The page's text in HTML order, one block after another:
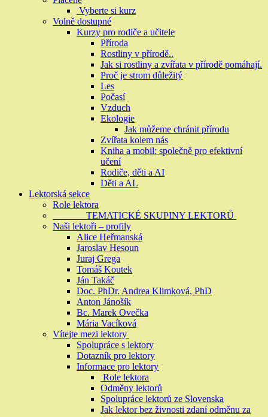
Vyberte si kurz
Volně dostupné
Kurzy pro rodiče a učitele
Příroda
Rostliny v přírodě..
Jak si rostliny a zvířata v přírodě pomáhají.
Proč je strom důležitý
Les
Počasí
Vzduch
Ekologie
Jak můžeme chránit přírodu
Zvířata kolem nás
Kniha a mobil: společně pro efektivní
učení
Rodiče, děti a AI
Děti a AL
Lektorská sekce
Role lektora
TEMATICKÉ SKUPINY LEKTORŮ
Naši lektoři – profily
Alice Heřmanská
Jaroslav Hesoun
Juraj Grega
Tomáš Koutek
Ján Takáč
Doc. PhDr. Andrea Klimková, PhD
Anton Jánošík
Bc. Marek Ovečka
Mária Vacíková
Vítejte mezi lektory
Spolupráce s lektory
Dotazník pro lektory
Informace pro lektory
Role lektora
Odměny lektorů
Spolupráce lektorů ze Slovenska
Jak lektor bez živnosti zdaní odměnu za